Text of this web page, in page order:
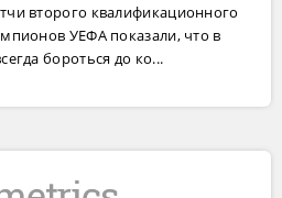
второго квалификационного
УЕФА показали, что в
бороться до ко...